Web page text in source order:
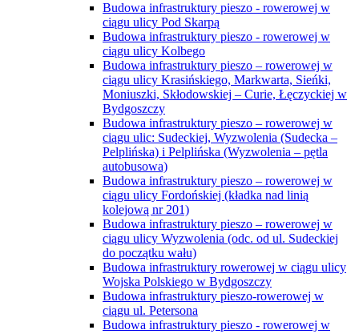
Budowa infrastruktury pieszo - rowerowej w
ciągu ulicy Pod Skarpą
Budowa infrastruktury pieszo - rowerowej w
ciągu ulicy Kolbego
Budowa infrastruktury pieszo – rowerowej w
ciągu ulicy Krasińskiego, Markwarta, Sieńki,
Moniuszki, Skłodowskiej – Curie, Łęczyckiej w
Bydgoszczy
Budowa infrastruktury pieszo – rowerowej w
ciągu ulic: Sudeckiej, Wyzwolenia (Sudecka –
Pelplińska) i Pelplińska (Wyzwolenia – pętla
autobusowa)
Budowa infrastruktury pieszo – rowerowej w
ciągu ulicy Fordońskiej (kładka nad linią
kolejową nr 201)
Budowa infrastruktury pieszo – rowerowej w
ciągu ulicy Wyzwolenia (odc. od ul. Sudeckiej
do początku wału)
Budowa infrastruktury rowerowej w ciągu ulicy
Wojska Polskiego w Bydgoszczy
Budowa infrastruktury pieszo-rowerowej w
ciągu ul. Petersona
Budowa infrastruktury pieszo - rowerowej w